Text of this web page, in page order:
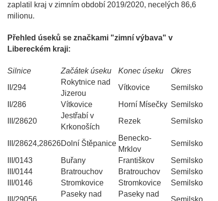
zaplatil kraj v zimním období 2019/2020, necelých 86,6
milionu.
Přehled úseků se značkami "zimní výbava" v
Libereckém kraji:
Silnice Začátek úseku Konec úseku
Okres
II/294
Rokytnice nad
Jizerou
Vítkovice Semilsko
II/286 Vítkovice Horní Mísečky Semilsko
III/28620
Jestřabí v
Krkonoších
Rezek Semilsko
III/28624,28626Dolní Štěpanice
Benecko-
Mrklov
Semilsko
III/0143 Buřany Františkov
Semilsko
III/0144
Bratrouchov Bratrouchov
Semilsko
III/0146
Stromkovice Stromkovice
Semilsko
Paseky nad
Paseky nad